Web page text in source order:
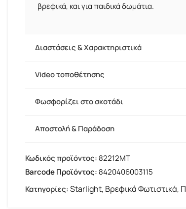
βρεφικά, και για παιδικά δωμάτια.
Διαστάσεις & Χαρακτηριστικά
Video τοποθέτησης
Φωσφορίζει στο σκοτάδι
Αποστολή & Παράδοση
Barcode Προϊόντος: 8420406003115
Κωδικός προϊόντος: 82212MT
Κατηγορίες:Starlight, Βρεφικά Φωτιστικά,